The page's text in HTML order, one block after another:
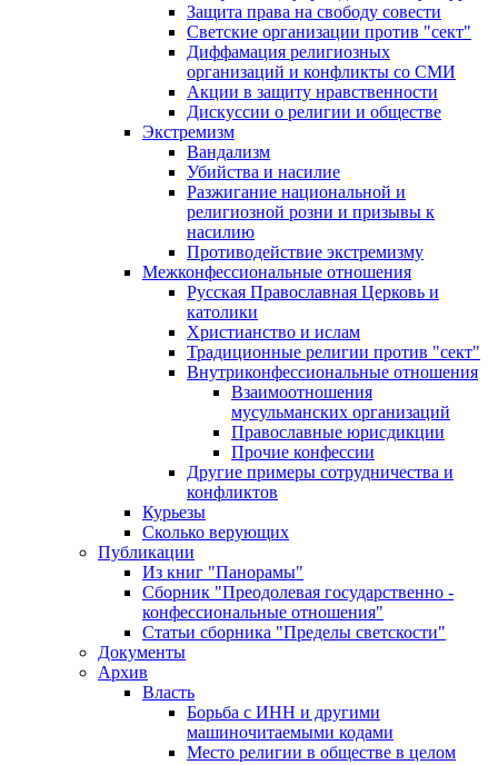
Защита права на свободу совести
Светские организации против "сект"
Диффамация религиозных
организаций и конфликты со СМИ
Акции в защиту нравственности
Дискуссии о религии и обществе
Экстремизм
Вандализм
Убийства и насилие
Разжигание национальной и
религиозной розни и призывы к
насилию
Противодействие экстремизму
Межконфессиональные отношения
Русская Православная Церковь и
католики
Христианство и ислам
Традиционные религии против "сект"
Внутриконфессиональные отношения
Взаимоотношения
мусульманских организаций
Православные юрисдикции
Прочие конфессии
Другие примеры сотрудничества и
конфликтов
Курьезы
Сколько верующих
Публикации
Из книг "Панорамы"
Сборник "Преодолевая государственно -
конфессиональные отношения"
Статьи сборника "Пределы светскости"
Документы
Архив
Власть
Борьба с ИНН и другими
машиночитаемыми кодами
Место религии в обществе в целом